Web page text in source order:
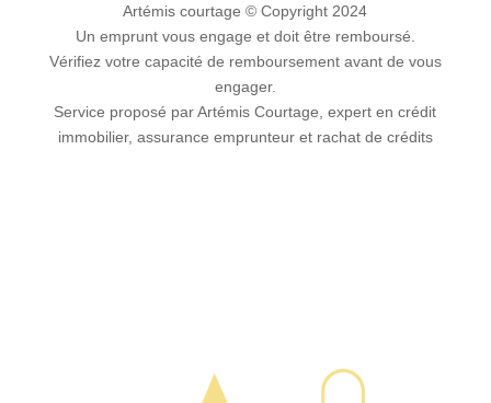
Artémis courtage© Copyright 2024
Un emprunt vous engage et doit être remboursé.
Vérifiez votre capacité de remboursement avant de vous
engager.
Service proposé par Artémis Courtage, expert en crédit
immobilier, assurance emprunteur et rachat de crédits